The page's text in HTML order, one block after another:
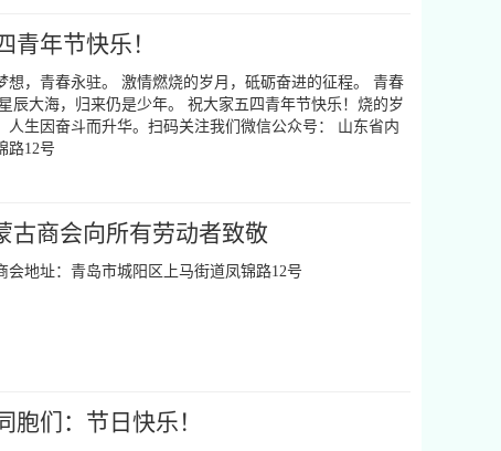
青年节快乐！
想，青春永驻。 激情燃烧的岁月，砥砺奋进的征程。 青春
辰大海，归来仍是少年。 祝大家五四青年节快乐！烧的岁
生因奋斗而升华。扫码关注我们微信公众号： 山东省内
路12号
商会向所有劳动者致敬
地址：青岛市城阳区上马街道凤锦路12号
胞们：节日快乐！